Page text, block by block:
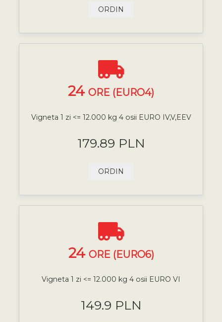
ORDIN
24 ORE (EURO4)
Vigneta 1 zi <= 12.000 kg 4 osii EURO IV,V,EEV
179.89 PLN
ORDIN
24 ORE (EURO6)
Vigneta 1 zi <= 12.000 kg 4 osii EURO VI
149.9 PLN